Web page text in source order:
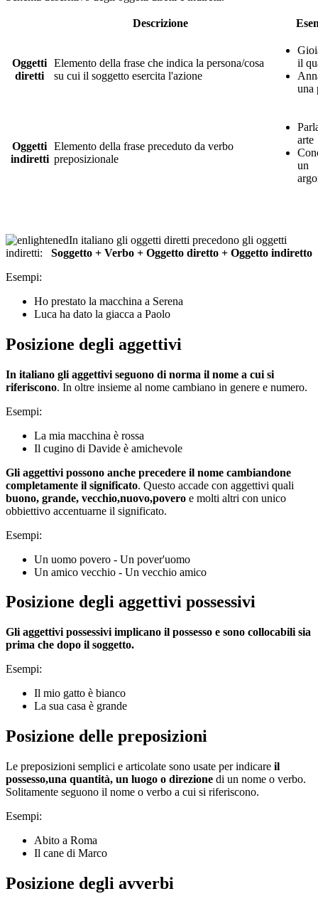
Descrizione
Oggetti
diretti
Elemento della frase che indica la persona/cosa
su cui il soggetto esercita l'azione
il
una
Oggetti
indiretti
Elemento della frase preceduto da verbo
preposizionale
arte
un
In italiano gli oggetti diretti precedono gli oggetti
indiretti:
Soggetto + Verbo + Oggetto diretto + Oggetto indiretto
Esempi:
Ho prestato la macchina a Serena
Luca ha dato la giacca a Paolo
Posizione degli aggettivi
In italiano gli aggettivi seguono di norma il nome a cui si
riferiscono. In oltre insieme al nome cambiano in genere e numero.
Esempi:
La mia macchina è rossa
Il cugino di Davide è amichevole
Gli aggettivi possono anche precedere il nome cambiandone
completamente il significato. Questo accade con aggettivi quali
buono, grande, vecchio,nuovo,povero e molti altri con unico
obbiettivo accentuarne il significato.
Esempi:
Un uomo povero - Un pover'uomo
Un amico vecchio - Un vecchio amico
Posizione degli aggettivi possessivi
Gli aggettivi possessivi implicano il possesso e sono collocabili sia
prima che dopo il soggetto.
Esempi:
Il mio gatto è bianco
La sua casa è grande
Posizione delle preposizioni
Le preposizioni semplici e articolate sono usate per indicare il
possesso,una quantità, un luogo o direzione di un nome o verbo.
Solitamente seguono il nome o verbo a cui si riferiscono.
Esempi:
Abito a Roma
Il cane di Marco
Posizione degli avverbi